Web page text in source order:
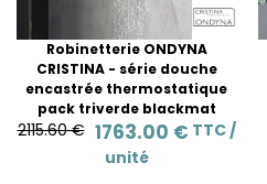
Robinetterie ONDYNA
CRISTINA - série douche
encastrée thermostatique
pack triverde blackmat
2115.60 € 1763.00 € TTC /
unité